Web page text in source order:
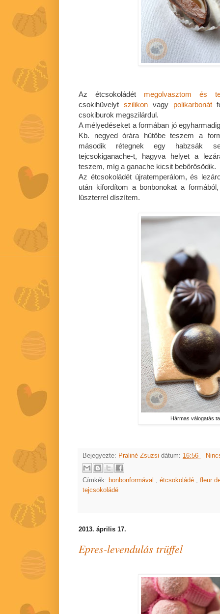
Az étcsokoládét megolvasztom és
csokihüvelyt szilikonvagy polikarbonát
csokiburok megszilárdul.
A mélyedéseket a formában jó
Kb. negyed órára hűtőbe teszem a
második rétegnek egy habzsák
tejcsokiganache-t, hagyva helyet a
teszem, míg a ganache kicsit bebőrösödik.
Az étcsokoládét újratemperálom, és
után kifordítom a bonbonokat a
lüszterrel díszítem.
Hármas válogatás
Bejegyezte: Praliné Zsuzsi dátum: 16:56
Címkék: bonbonformával , étcsokoládé , fleur
tejcsokoládé
2013. április 17.
Epres-levendulás trüffel